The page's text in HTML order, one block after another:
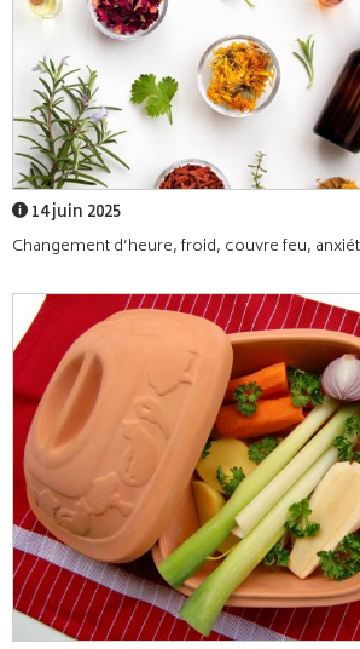
14 juin 2025
Changement d’heure, froid, couvre feu,